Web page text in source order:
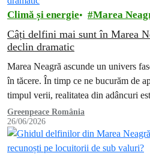
Climă și energie Marea
Câți delfini mai sunt în Marea
declin dramatic
Marea Neagră ascunde un univers
în tăcere. În timp ce ne bucurăm de
timpul verii, realitatea din adâncuri
Greenpeace România
26/06/2026